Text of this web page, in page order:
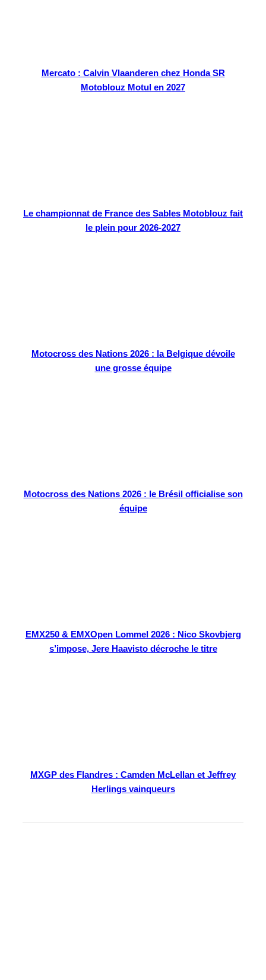
Mercato : Calvin Vlaanderen chez Honda SR
Motoblouz Motul en 2027
Le championnat de France des Sables Motoblouz fait
le plein pour 2026-2027
Motocross des Nations 2026 : la Belgique dévoile
une grosse équipe
Motocross des Nations 2026 : le Brésil officialise son
équipe
EMX250 & EMXOpen Lommel 2026 : Nico Skovbjerg
s’impose, Jere Haavisto décroche le titre
MXGP des Flandres : Camden McLellan et Jeffrey
Herlings vainqueurs